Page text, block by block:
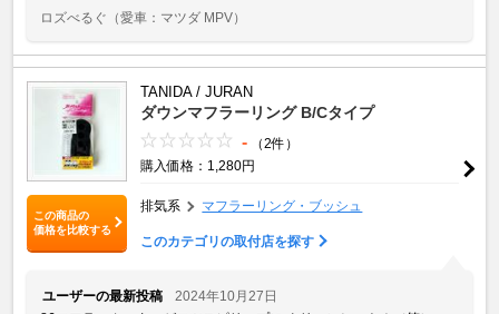
ロズべるぐ （愛車：マツダ MPV）
この商品の
価格を比較する
TANIDA / JURAN
ダウンマフラーリング B/Cタイプ
-
（2件）
購入価格：1,280円
排気系 マフラーリング・ブッシュ
このカテゴリの取付店を探す
ユーザーの最新投稿
2024年10月27日